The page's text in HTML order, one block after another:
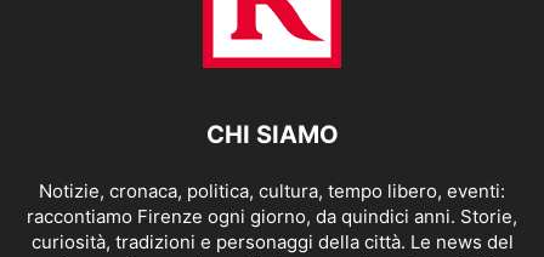
CHI SIAMO
Notizie, cronaca, politica, cultura, tempo libero, eventi:
raccontiamo Firenze ogni giorno, da quindici anni. Storie,
curiosità, tradizioni e personaggi della città. Le news del